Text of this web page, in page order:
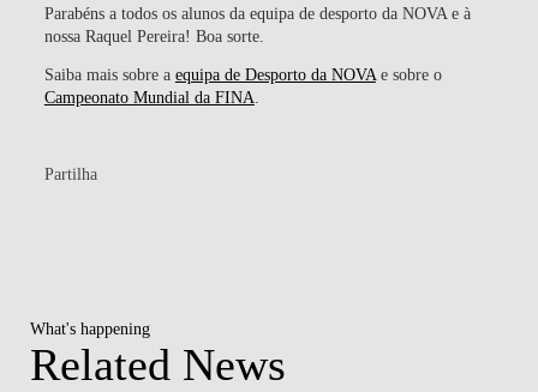
Parabéns a todos os alunos da equipa de desporto da NOVA e à
nossa Raquel Pereira! Boa sorte.
Saiba mais sobre a equipa de Desporto da NOVAe sobre o
Campeonato Mundial da FINA.
Partilha
What's happening
Related News